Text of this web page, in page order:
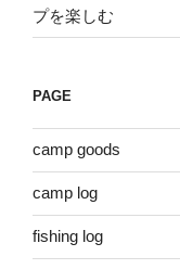
プを楽しむ
PAGE
camp goods
camp log
fishing log